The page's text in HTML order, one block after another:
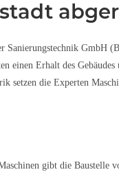
GmbH
einen Erhalt des
setzen die Experten
gibt die Baustelle